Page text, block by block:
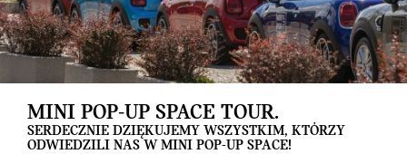
MINI POP-UP SPACE TOUR.
SERDECZNIE DZIĘKUJEMY WSZYSTKIM, KTÓRZY
ODWIEDZILI NAS W MINI POP-UP SPACE!